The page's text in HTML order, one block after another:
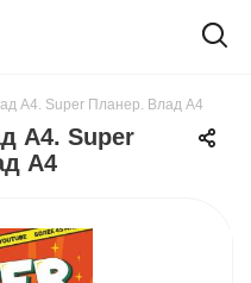
А4. Super Планер. Влад A4
А4. Super
A4